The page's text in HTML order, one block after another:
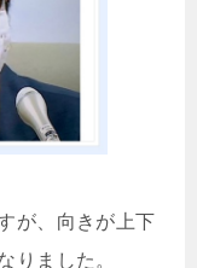
が、向きが上下
りました。